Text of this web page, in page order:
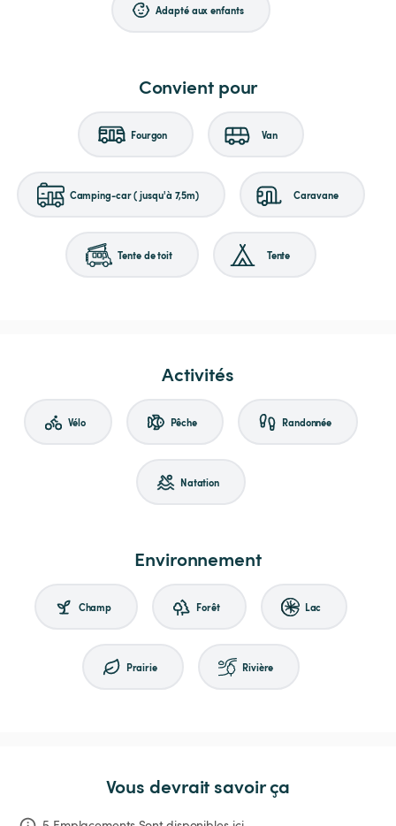
Adapté aux enfants
Convient pour
Fourgon Van
Camping-car (jusqu'à 7,5m) Caravane
Tente de toit Tente
Activités
Vélo Pêche Randonnée
Natation
Environnement
Champ Forêt Lac
Prairie Rivière
Vous devrait savoir ça